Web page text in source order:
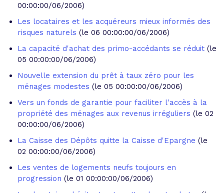
00:00:00/06/2006)
Les locataires et les acquéreurs mieux informés des
risques naturels (le 06 00:00:00/06/2006)
La capacité d'achat des primo-accédants se réduit (le
05 00:00:00/06/2006)
Nouvelle extension du prêt à taux zéro pour les
ménages modestes (le 05 00:00:00/06/2006)
Vers un fonds de garantie pour faciliter l'accès à la
propriété des ménages aux revenus irréguliers (le 02
00:00:00/06/2006)
La Caisse des Dépôts quitte la Caisse d'Epargne (le
02 00:00:00/06/2006)
Les ventes de logements neufs toujours en
progression (le 01 00:00:00/06/2006)